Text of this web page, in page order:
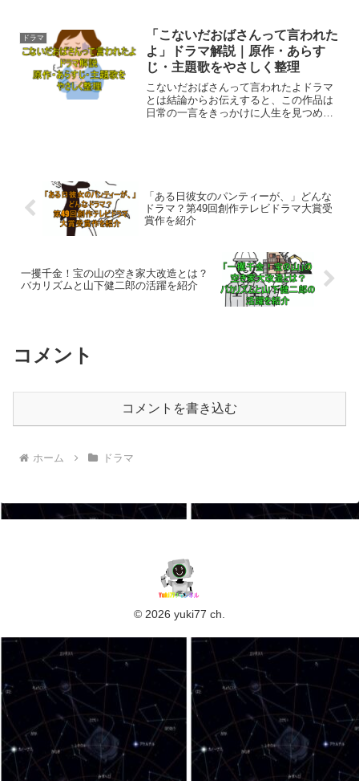
害事件の真相を追い続けるクライムサス
ペンスと...
ドラマ
「こないだおばさんって言われた
よ」ドラマ解説｜原作・あらす
じ・主題歌をやさしく整理
こないだおばさんって言われたよドラマ
とは結論からお伝えすると、この作品は
日常の一言をきっかけに人生を見つめ直
「ある日彼女のパンティーが、」どんな
ドラマ？第49回創作テレビドラマ大賞受
賞作を紹介
一攫千金！宝の山の空き家大改造とは？
バカリズムと山下健二郎の活躍を紹介
コメント
コメントを書き込む
ホーム ドラマ
© 2026 yuki77 ch.